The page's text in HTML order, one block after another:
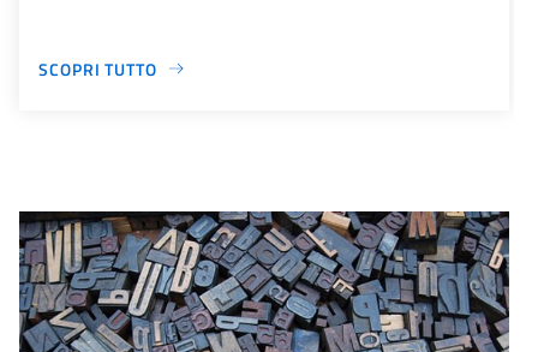
SCOPRI TUTTO